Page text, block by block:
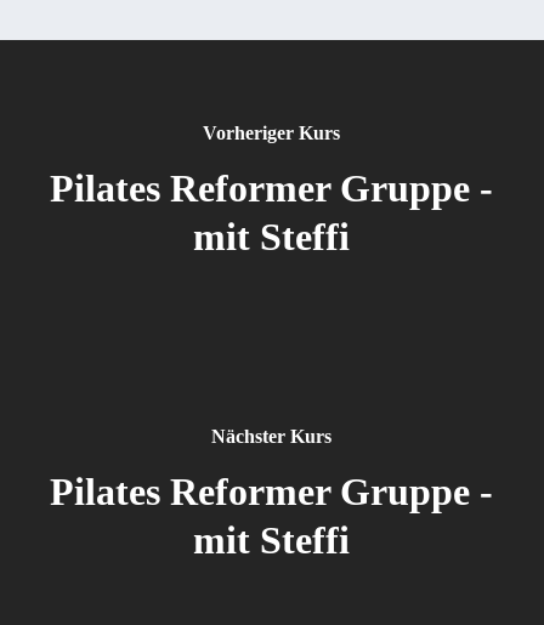
Vorheriger Kurs
Pilates Reformer Gruppe -
mit Steffi
Nächster Kurs
Pilates Reformer Gruppe -
mit Steffi